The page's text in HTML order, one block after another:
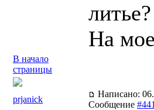
литье?
На
В начало
страницы
prjanick
Написано:
Сообщение #441